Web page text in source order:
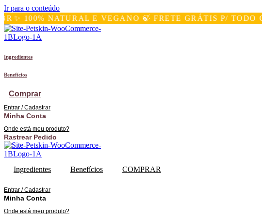
Ir para o conteúdo
100% NATURAL E VEGANO 🍃 FRETE GRÁTIS P/ TODO O BR
Ingredientes
Benefícios
Comprar
Entrar / Cadastrar
Minha Conta
Onde está meu produto?
Rastrear Pedido
Ingredientes Benefícios COMPRAR
Entrar / Cadastrar
Minha Conta
Onde está meu produto?